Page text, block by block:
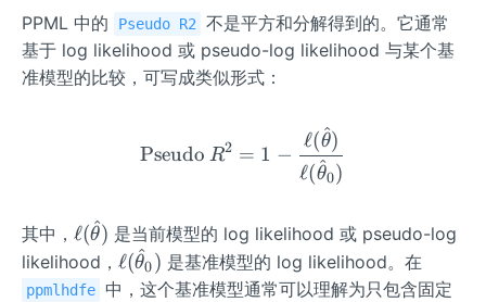
PPML 中的 Pseudo R2 不是平方和分解得到的。它通常
基于 log likelihood 或 pseudo-log likelihood 与某个基
准模型的比较，可写成类似形式：
Pseudo R2 = 1 −
ℓ(θ
^0)
ℓ(θ
^)
其中， \ell
(\h
at
ℓ(θ
^) 是当前模型的 log likelihood 或 pseudo-log
likelihood， \ell
(\h
ℓ(θ
^0) 是基准模型的 log likelihood。在
ppmlhdfe
中，这个基准模型通常可以理解为只包含固定